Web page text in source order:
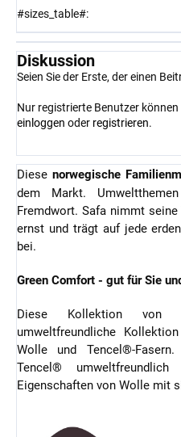
#sizes_table#:
Diskussion
Seien Sie der Erste, der einen
Nur registrierte Benutzer
einloggen oder registrieren.
Diesenorwegische
dem Markt.
Fremdwort. Safa nimmt
ernst und trägt auf jede
bei.
Green Comfort - gut für Sie
Diese Kollektion
umweltfreundliche
Wolle und Tencel®-
Tencel®
Eigenschaften von Wolle mit